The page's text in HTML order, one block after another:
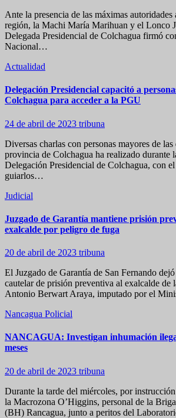
Ante la presencia de las máximas autoridades
región, la Machi María Marihuan y el Lonco
Delegada Presidencial de Colchagua firmó
Nacional…
Actualidad
Delegación Presidencial capacitó a
Colchagua para acceder a la PGU
24 de abril de 2023 tribuna
Diversas charlas con personas mayores de
provincia de Colchagua ha realizado durante
Delegación Presidencial de Colchagua, con
guiarlos…
Judicial
Juzgado de Garantía mantiene prisión
exalcalde por peligro de fuga
20 de abril de 2023 tribuna
El Juzgado de Garantía de San Fernando
cautelar de prisión preventiva al exalcalde de
Antonio Berwart Araya, imputado por el
Nancagua Policial
NANCAGUA: Investigan inhumación
meses
20 de abril de 2023 tribuna
Durante la tarde del miércoles, por
la Macrozona O’Higgins, personal de la
(BH) Rancagua, junto a peritos del